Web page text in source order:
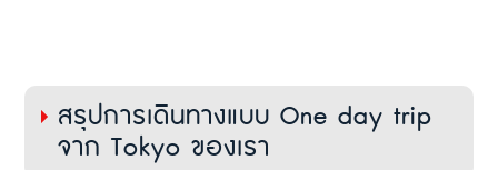
สรุปการเดินทางแบบ One day trip
จาก Tokyo ของเรา